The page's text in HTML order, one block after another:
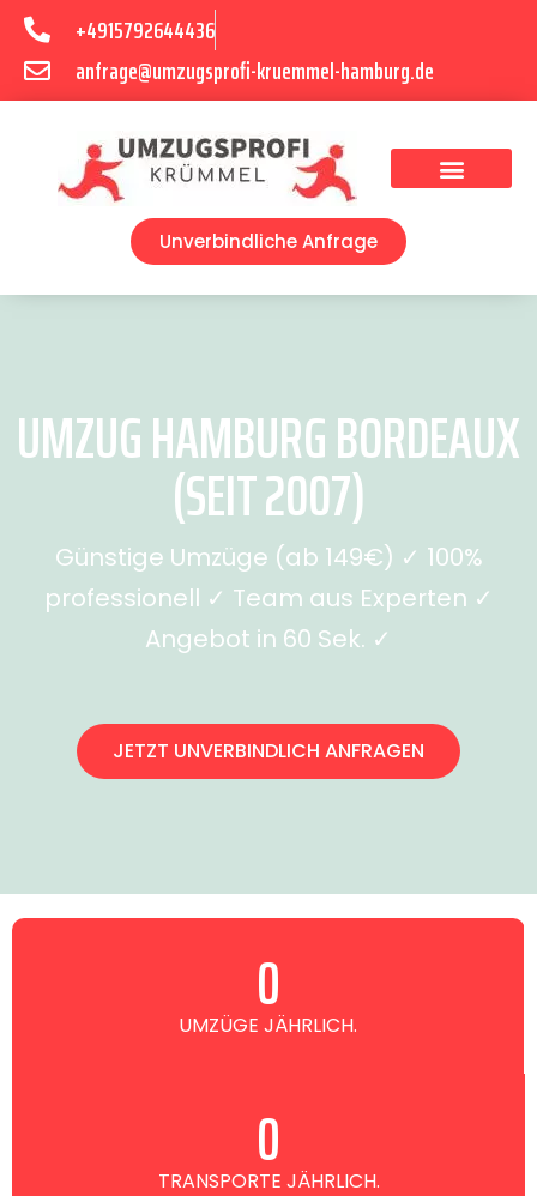
+4915792644436
anfrage@umzugsprofi-kruemmel-hamburg.de
Unverbindliche Anfrage
UMZUG HAMBURG BORDEAUX
(SEIT 2007)
Günstige Umzüge (ab 149€) ✓ 100%
professionell ✓ Team aus Experten ✓
Angebot in 60 Sek. ✓
JETZT UNVERBINDLICH ANFRAGEN
UMZÜGE JÄHRLICH.
0
TRANSPORTE JÄHRLICH.
0